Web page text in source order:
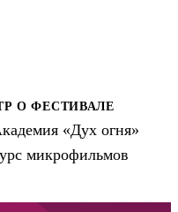
О ФЕСТИВАЛЕ
«Дух огня»
микрофильмов